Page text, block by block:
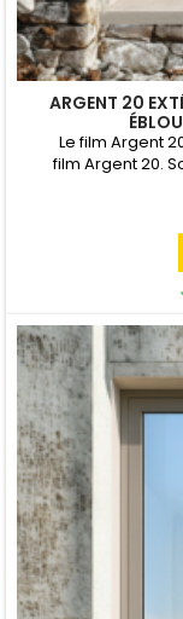
ARGENT 20
Le film Argent
film Argent 20.
incontournable
industriels ; il est
l’éblouissement